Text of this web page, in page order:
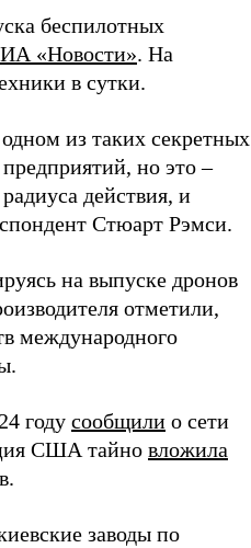
беспилотных
«Новости». На
в сутки.
из таких секретных
но это –
действия, и
Стюарт Рэмси.
на выпуске дронов
отметили,
международного
году сообщили о сети
США тайно вложила
заводы по